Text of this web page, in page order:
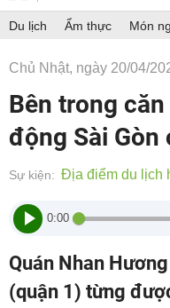
Du lịch Ẩm thực Món
Chủ Nhật, ngày 20/04/
Bên trong
động Sài Gòn
Sự kiện: Địa điểm du lịch
0:00
Quán Nhan
(quận 1) từng